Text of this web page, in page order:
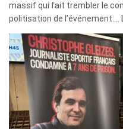
massif qui fait trembler le
politisation de l’événement.…